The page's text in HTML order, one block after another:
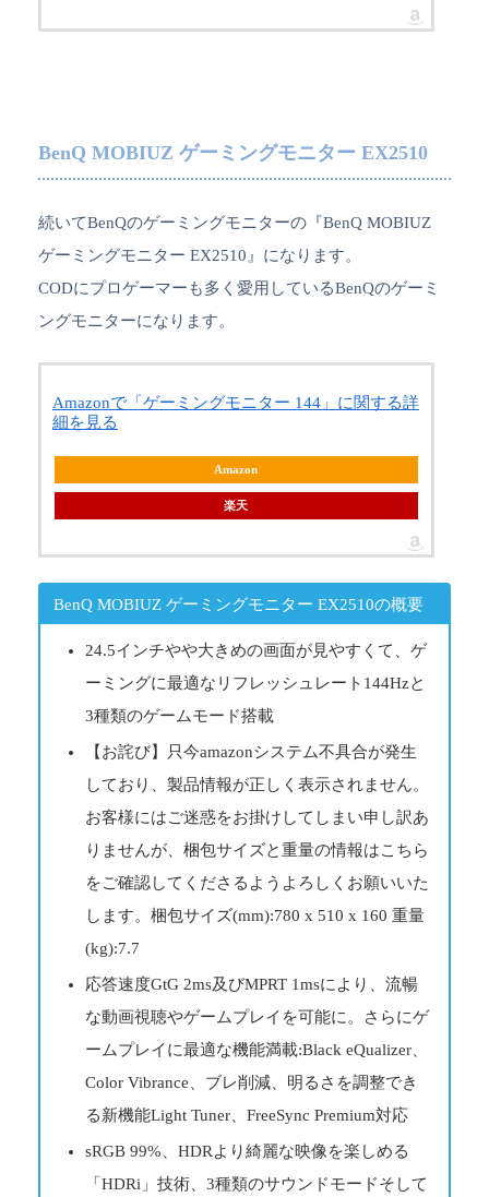
BenQ MOBIUZ ゲーミングモニター EX2510
続いてBenQのゲーミングモニターの『BenQ MOBIUZ
ゲーミングモニター EX2510』になります。
CODにプロゲーマーも多く愛用しているBenQのゲーミ
ングモニターになります。
Amazonで「ゲーミングモニター 144」に関する詳
細を見る
Amazon
楽天
BenQ MOBIUZ ゲーミングモニター EX2510の概要
24.5インチやや大きめの画面が見やすくて、ゲ
ーミングに最適なリフレッシュレート144Hzと
3種類のゲームモード搭載
【お詫び】只今amazonシステム不具合が発生
しており、製品情報が正しく表示されません。
お客様にはご迷惑をお掛けしてしまい申し訳あ
りませんが、梱包サイズと重量の情報はこちら
をご確認してくださるようよろしくお願いいた
します。梱包サイズ(mm):780 x 510 x 160 重量
(kg):7.7
応答速度GtG 2ms及びMPRT 1msにより、流暢
な動画視聴やゲームプレイを可能に。さらにゲ
ームプレイに最適な機能満載:Black eQualizer、
Color Vibrance、ブレ削減、明るさを調整でき
る新機能Light Tuner、FreeSync Premium対応
sRGB 99%、HDRより綺麗な映像を楽しめる
「HDRi」技術、3種類のサウンドモードそして